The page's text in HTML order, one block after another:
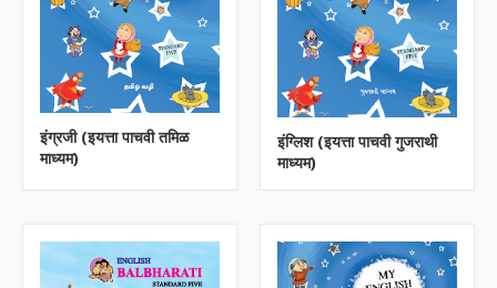
इंग्रजी (इयत्ता पाचवी तमिळ
माध्यम)
इंग्लिश (इयत्ता पाचवी गुजराथी
माध्यम)